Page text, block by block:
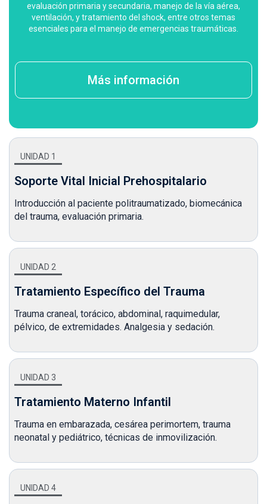
evaluación primaria y secundaria, manejo de la vía aérea,
ventilación, y tratamiento del shock, entre otros temas
esenciales para el manejo de emergencias traumáticas.
Más información
UNIDAD 1
Soporte Vital Inicial Prehospitalario
Introducción al paciente politraumatizado, biomecánica
del trauma, evaluación primaria.
UNIDAD 2
Tratamiento Específico del Trauma
Trauma craneal, torácico, abdominal, raquimedular,
pélvico, de extremidades. Analgesia y sedación.
UNIDAD 3
Tratamiento Materno Infantil
Trauma en embarazada, cesárea perimortem, trauma
neonatal y pediátrico, técnicas de inmovilización.
UNIDAD 4